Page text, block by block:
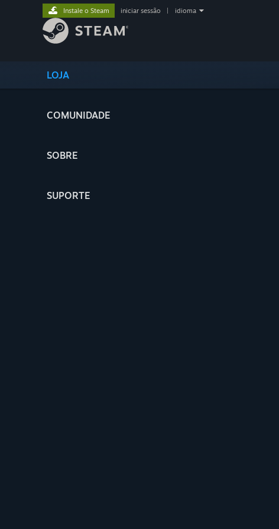
LOJA
COMUNIDADE
SOBRE
SUPORTE
Instale o Steam iniciar sessão idioma